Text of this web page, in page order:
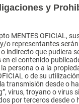
y
MENTES OFICIAL,
o representantes
indirecto que pudiera
el contenido
persona o a la
o de su
transmisión desde o
virus, troyano o virus
por terceros desde o